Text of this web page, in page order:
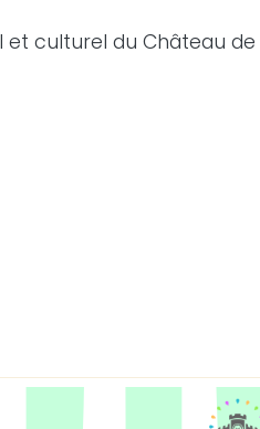
culturel du Château de